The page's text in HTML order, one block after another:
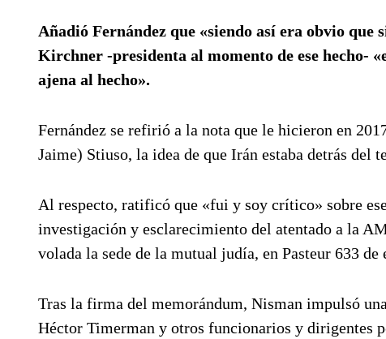
Añadió Fernández que «siendo así era obvio
Kirchner -presidenta al momento de ese hecho-
ajena al hecho».
Fernández se refirió a la nota que le hicieron en
Jaime) Stiuso, la idea de que Irán estaba detrás del
Al respecto, ratificó que «fui y soy crítico» sobre
investigación y esclarecimiento del atentado a la
volada la sede de la mutual judía, en Pasteur 633 de
Tras la firma del memorándum, Nisman impulsó
Héctor Timerman y otros funcionarios y dirigentes